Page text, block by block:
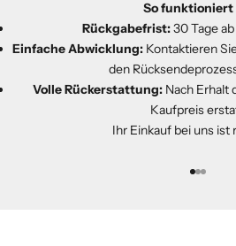
So funktioniert
Rückgabefrist:30 Tage
Einfache Abwicklung: Kontaktieren
den
Volle Rückerstattung:Nach Erhalt
Kaufpreis
Ihr Einkauf bei uns ist
Gehe zu
Gehe
Gehe